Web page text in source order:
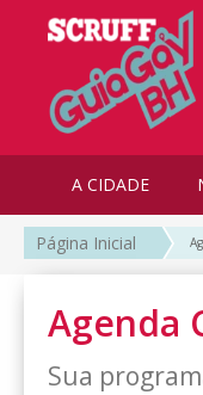
A CIDADE
Página Inicial
Agenda
Sua